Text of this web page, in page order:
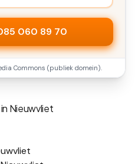
060 89 70
Commons (publiek domein).
Nieuwvliet